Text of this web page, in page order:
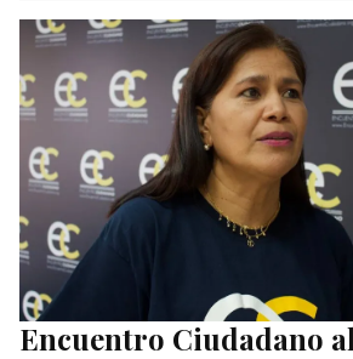
Encuentro Ciudadano